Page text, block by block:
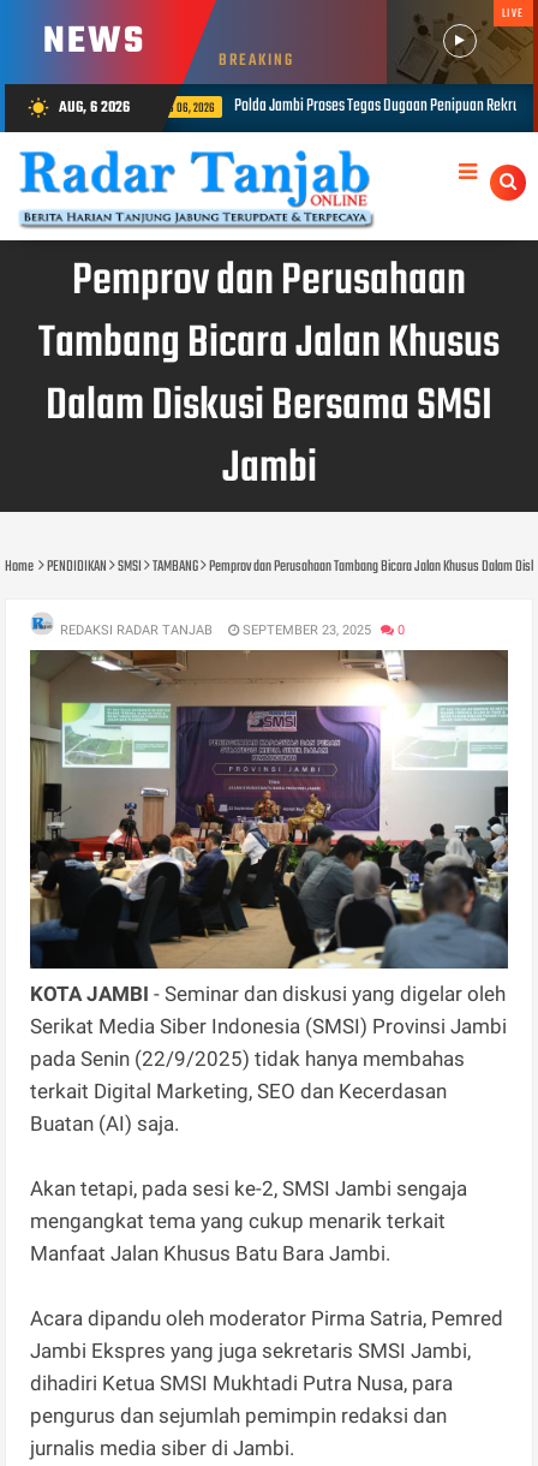
NEWS BREAKING
LIVE
wb_sunny AUG, 6 2026
Jambi Proses Tegas Dugaan Penipuan Rekrutmen Bintara Polri, Dua Personel Diamankan
Pemprov dan Perusahaan
Tambang Bicara Jalan Khusus
Dalam Diskusi Bersama SMSI
Jambi
Home PENDIDIKAN SMSI TAMBANG Pemprov dan Perusahaan Tambang Bicara Jalan Khusus Dalam
REDAKSI RADAR TANJAB SEPTEMBER 23, 2025 0
KOTA JAMBI- Seminar dan diskusi yang digelar oleh
Serikat Media Siber Indonesia (SMSI) Provinsi Jambi
pada Senin (22/9/2025) tidak hanya membahas
terkait Digital Marketing, SEO dan Kecerdasan
Buatan (AI) saja.
Akan tetapi, pada sesi ke-2, SMSI Jambi sengaja
mengangkat tema yang cukup menarik terkait
Manfaat Jalan Khusus Batu Bara Jambi.
Acara dipandu oleh moderator Pirma Satria, Pemred
Jambi Ekspres yang juga sekretaris SMSI Jambi,
dihadiri Ketua SMSI Mukhtadi Putra Nusa, para
pengurus dan sejumlah pemimpin redaksi dan
jurnalis media siber di Jambi.